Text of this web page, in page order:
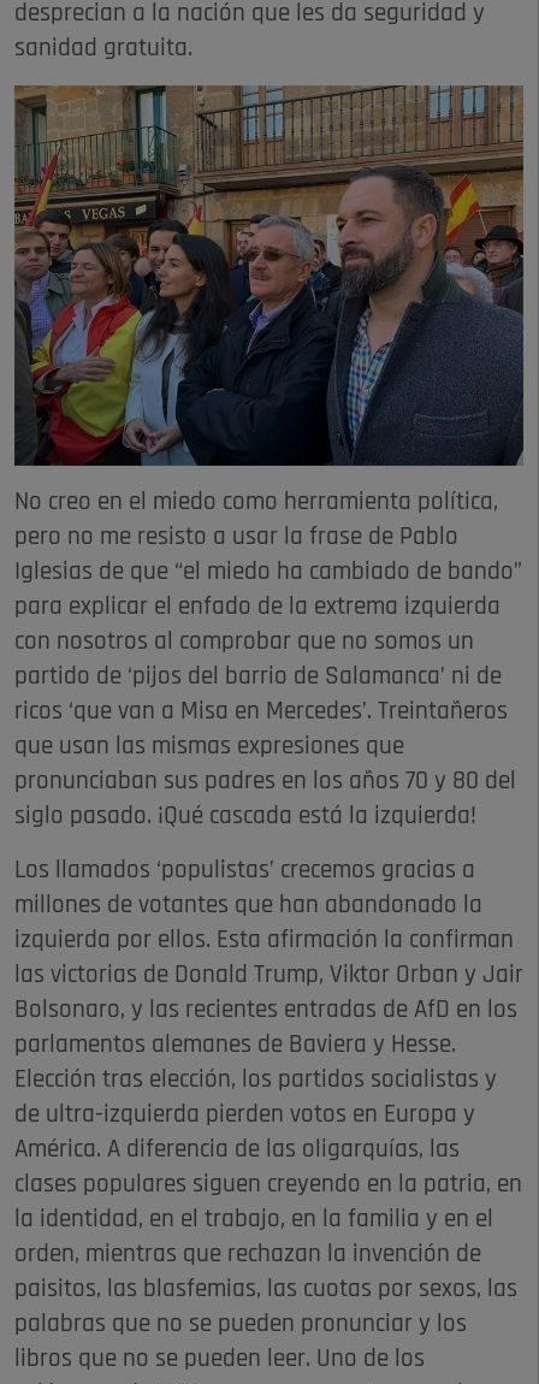
desprecian a la nación que les da seguridad y
sanidad gratuita.
No creo en el miedo como herramienta política,
pero no me resisto a usar la frase de Pablo
Iglesias de que “el miedo ha cambiado de bando”
para explicar el enfado de la extrema izquierda
con nosotros al comprobar que no somos un
partido de ‘pijos del barrio de Salamanca’ ni de
ricos ‘que van a Misa en Mercedes’. Treintañeros
que usan las mismas expresiones que
pronunciaban sus padres en los años 70 y 80 del
siglo pasado. ¡Qué cascada está la izquierda!
Los llamados ‘populistas’ crecemos gracias a
millones de votantes que han abandonado la
izquierda por ellos. Esta afirmación la confirman
las victorias de Donald Trump, Viktor Orban y Jair
Bolsonaro, y las recientes entradas de AfD en los
parlamentos alemanes de Baviera y Hesse.
Elección tras elección, los partidos socialistas y
de ultra-izquierda pierden votos en Europa y
América. A diferencia de las oligarquías, las
clases populares siguen creyendo en la patria, en
la identidad, en el trabajo, en la familia y en el
orden, mientras que rechazan la invención de
paisitos, las blasfemias, las cuotas por sexos, las
palabras que no se pueden pronunciar y los
libros que no se pueden leer. Uno de los